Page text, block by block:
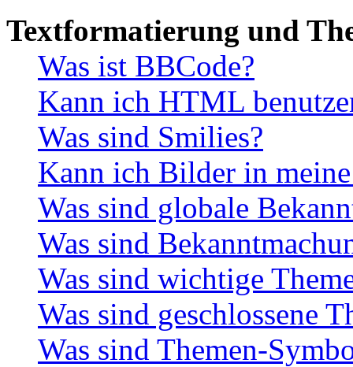
Textformatierung und
Was ist BBCode?
Kann ich HTML
Was sind Smilies?
Kann ich Bilder in
Was sind globale
Was sind
Was sind wichtige
Was sind geschlossene
Was sind Themen-